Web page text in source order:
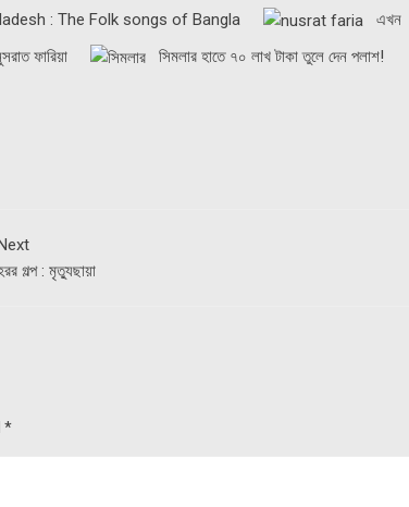
: The Folk songs of Bangla
এখন
ফারিয়া
সিমলার হাতে ৭০ লাখ টাকা তুলে দেন পলাশ!
গল্প : মৃত্যুছায়া
*